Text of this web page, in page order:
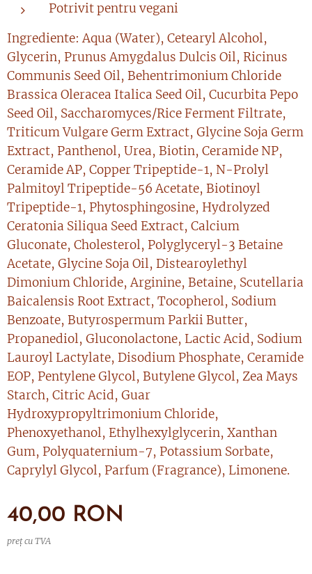
Potrivit pentru vegani
Ingrediente: Aqua (Water), Cetearyl Alcohol,
Glycerin, Prunus Amygdalus Dulcis Oil, Ricinus
Communis Seed Oil, Behentrimonium Chloride
Brassica Oleracea Italica Seed Oil, Cucurbita Pepo
Seed Oil, Saccharomyces/Rice Ferment Filtrate,
Triticum Vulgare Germ Extract, Glycine Soja Germ
Extract, Panthenol, Urea, Biotin, Ceramide NP,
Ceramide AP, Copper Tripeptide-1, N-Prolyl
Palmitoyl Tripeptide-56 Acetate, Biotinoyl
Tripeptide-1, Phytosphingosine, Hydrolyzed
Ceratonia Siliqua Seed Extract, Calcium
Gluconate, Cholesterol, Polyglyceryl-3 Betaine
Acetate, Glycine Soja Oil, Distearoylethyl
Dimonium Chloride, Arginine, Betaine, Scutellaria
Baicalensis Root Extract, Tocopherol, Sodium
Benzoate, Butyrospermum Parkii Butter,
Propanediol, Gluconolactone, Lactic Acid, Sodium
Lauroyl Lactylate, Disodium Phosphate, Ceramide
EOP, Pentylene Glycol, Butylene Glycol, Zea Mays
Starch, Citric Acid, Guar
Hydroxypropyltrimonium Chloride,
Phenoxyethanol, Ethylhexylglycerin, Xanthan
Gum, Polyquaternium-7, Potassium Sorbate,
Caprylyl Glycol, Parfum (Fragrance), Limonene.
40,00 RON
preț cu TVA